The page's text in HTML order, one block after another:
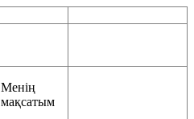
Менің
мақсатым